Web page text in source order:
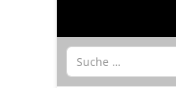
Suchen